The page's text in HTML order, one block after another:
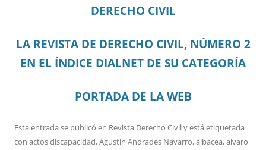
DERECHO CIVIL
LA REVISTA DE DERECHO CIVIL, NÚMERO 2
EN EL ÍNDICE DIALNET DE SU CATEGORÍA
PORTADA DE LA WEB
Esta entrada se publicó en Revista Derecho Civily está etiquetada
con actos discapacidad,Agustín Andrades Navarro,albacea,alvaro